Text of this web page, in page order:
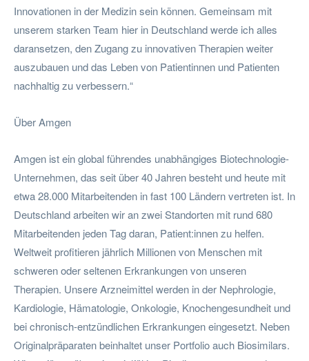
Innovationen in der Medizin sein können. Gemeinsam mit
unserem starken Team hier in Deutschland werde ich alles
daransetzen, den Zugang zu innovativen Therapien weiter
auszubauen und das Leben von Patientinnen und Patienten
nachhaltig zu verbessern.“
Über Amgen
Amgen ist ein global führendes unabhängiges Biotechnologie-
Unternehmen, das seit über 40 Jahren besteht und heute mit
etwa 28.000 Mitarbeitenden in fast 100 Ländern vertreten ist. In
Deutschland arbeiten wir an zwei Standorten mit rund 680
Mitarbeitenden jeden Tag daran, Patient:innen zu helfen.
Weltweit profitieren jährlich Millionen von Menschen mit
schweren oder seltenen Erkrankungen von unseren
Therapien. Unsere Arzneimittel werden in der Nephrologie,
Kardiologie, Hämatologie, Onkologie, Knochengesundheit und
bei chronisch-entzündlichen Erkrankungen eingesetzt. Neben
Originalpräparaten beinhaltet unser Portfolio auch Biosimilars.